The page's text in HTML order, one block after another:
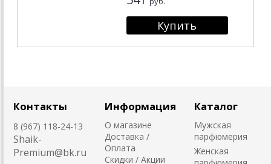
Контакты
8 (967) 118-24-13
Shaik-
Premium@bk.ru
Информация
О магазине
Доставка /
Оплата
Скидки / Акции
Каталог
Мужская
парфюмерия
Женская